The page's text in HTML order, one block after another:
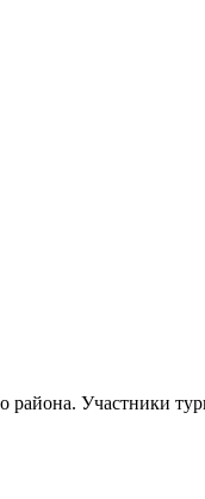
Участники